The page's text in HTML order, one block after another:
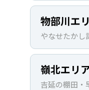
物部川エ
やなせたかし
嶺北エリ
吉延の棚田・